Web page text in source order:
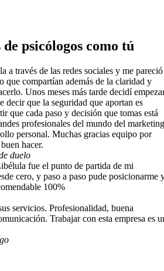
psicólogos como tú
a través de las redes sociales y me pareció
que compartían además de la claridad y
Unos meses más tarde decidí
decir que la seguridad que aportan es
que cada paso y decisión que tomas está
profesionales del mundo del marketing
personal. Muchas gracias equipo por
hacer.
duelo
fue el punto de partida de mi
cero, y paso a paso pude posicionarme
100%
servicios. Profesionalidad, buena
Trabajar con esta empresa es